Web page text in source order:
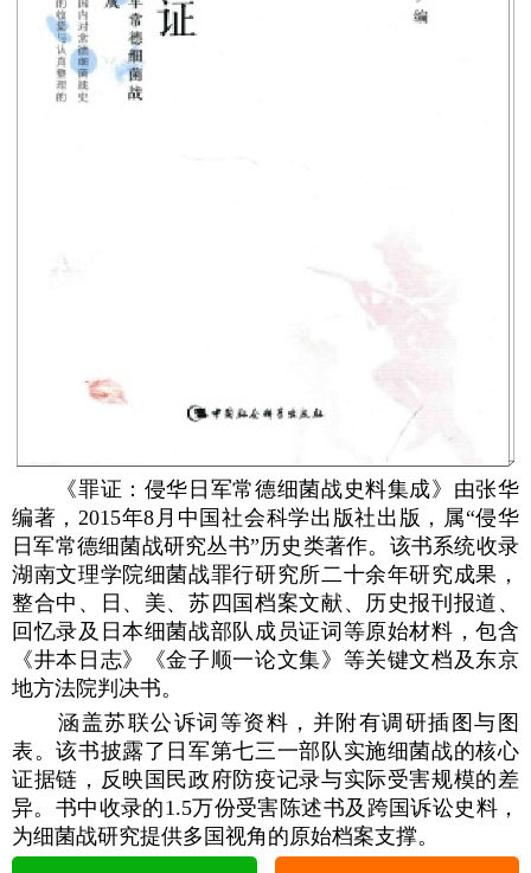
《罪证：侵华日军常德细菌战史料集成》由张华
编著，2015年8月中国社会科学出版社出版，属“侵华
日军常德细菌战研究丛书”历史类著作。该书系统收录
湖南文理学院细菌战罪行研究所二十余年研究成果，
整合中、日、美、苏四国档案文献、历史报刊报道、
回忆录及日本细菌战部队成员证词等原始材料，包含
《井本日志》《金子顺一论文集》等关键文档及东京
地方法院判决书。
涵盖苏联公诉词等资料，并附有调研插图与图
表。该书披露了日军第七三一部队实施细菌战的核心
证据链，反映国民政府防疫记录与实际受害规模的差
异。书中收录的1.5万份受害陈述书及跨国诉讼史料，
为细菌战研究提供多国视角的原始档案支撑。